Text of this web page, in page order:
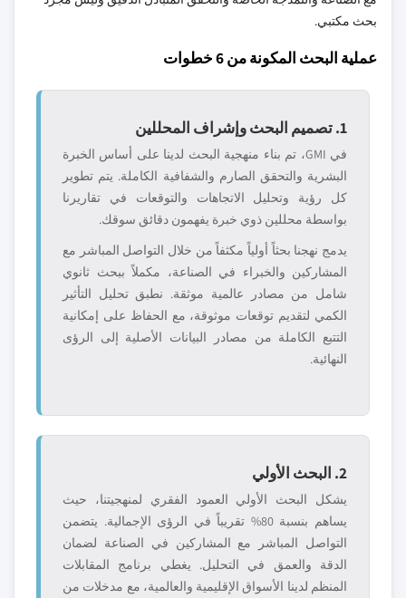
بحث مكتبي.
عملية البحث المكونة من 6 خطوات
1. تصميم البحث وإشراف المحللين
في GMI، تم بناء منهجية البحث لدينا على أساس الخبرة
البشرية والتحقق الصارم والشفافية الكاملة. يتم تطوير
كل رؤية وتحليل الاتجاهات والتوقعات في تقاريرنا
بواسطة محللين ذوي خبرة يفهمون دقائق سوقك.
يدمج نهجنا بحثاً أولياً مكثفاً من خلال التواصل المباشر مع
المشاركين والخبراء في الصناعة، مكملاً ببحث ثانوي
شامل من مصادر عالمية موثقة. نطبق تحليل التأثير
الكمي لتقديم توقعات موثوقة، مع الحفاظ على إمكانية
التتبع الكاملة من مصادر البيانات الأصلية إلى الرؤى
النهائية.
2. البحث الأولي
يشكل البحث الأولي العمود الفقري لمنهجيتنا، حيث
يساهم بنسبة 80% تقريباً في الرؤى الإجمالية. يتضمن
التواصل المباشر مع المشاركين في الصناعة لضمان
الدقة والعمق في التحليل. يغطي برنامج المقابلات
المنظم لدينا الأسواق الإقليمية والعالمية، مع مدخلات من